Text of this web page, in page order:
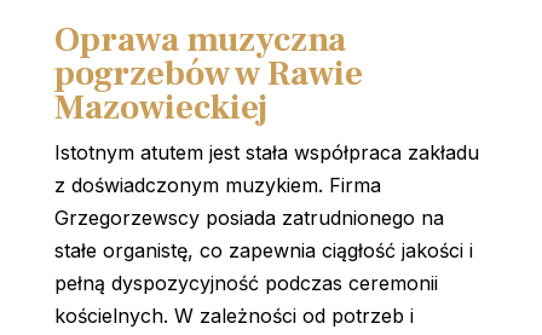
Oprawa muzyczna
pogrzebów w Rawie
Mazowieckiej
Istotnym atutem jest stała współpraca zakładu
z doświadczonym muzykiem. Firma
Grzegorzewscy posiada zatrudnionego na
stałe organistę, co zapewnia ciągłość jakości i
pełną dyspozycyjność podczas ceremonii
kościelnych. W zależności od potrzeb i